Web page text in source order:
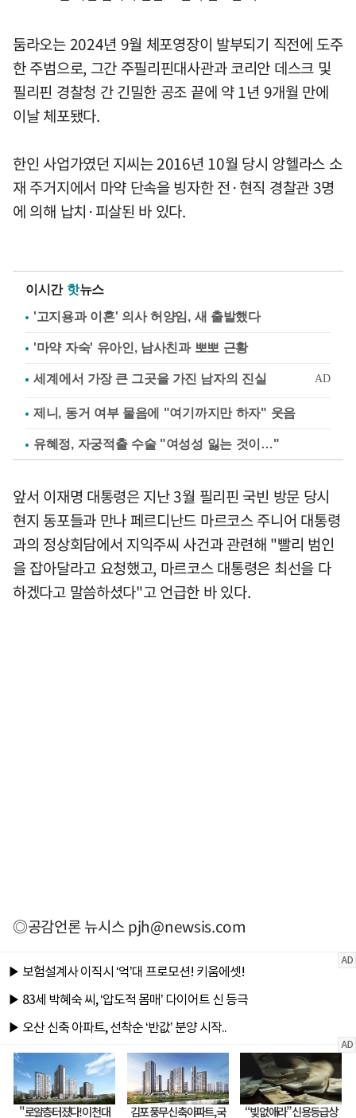
둠라오는 2024년 9월 체포영장이 발부되기 직전에 도주
한 주범으로, 그간 주필리핀대사관과 코리안 데스크 및
필리핀 경찰청 간 긴밀한 공조 끝에 약 1년 9개월 만에
이날 체포됐다.
한인 사업가였던 지씨는 2016년 10월 당시 앙헬라스 소
재 주거지에서 마약 단속을 빙자한 전·현직 경찰관 3명
에 의해 납치·피살된 바 있다.
이시간 핫뉴스
'고지용과 이혼' 의사 허양임, 새 출발했다
'마약 자숙' 유아인, 남사친과 뽀뽀 근황
제니, 동거 여부 물음에 "여기까지만 하자" 웃음
유혜정, 자궁적출 수술 "여성성 잃는 것이…"
앞서 이재명 대통령은 지난 3월 필리핀 국빈 방문 당시
현지 동포들과 만나 페르디난드 마르코스 주니어 대통령
과의 정상회담에서 지익주씨 사건과 관련해 "빨리 범인
을 잡아달라고 요청했고, 마르코스 대통령은 최선을 다
하겠다고 말씀하셨다"고 언급한 바 있다.
◎공감언론 뉴시스pjh@newsis.com